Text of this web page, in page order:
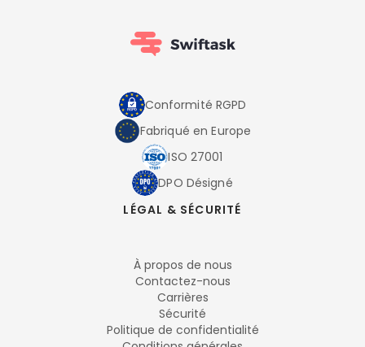
Conformité RGPD
Fabriqué en Europe
ISO 27001
DPO Désigné
LÉGAL & SÉCURITÉ
À propos de nous
Contactez-nous
Carrières
Sécurité
Politique de confidentialité